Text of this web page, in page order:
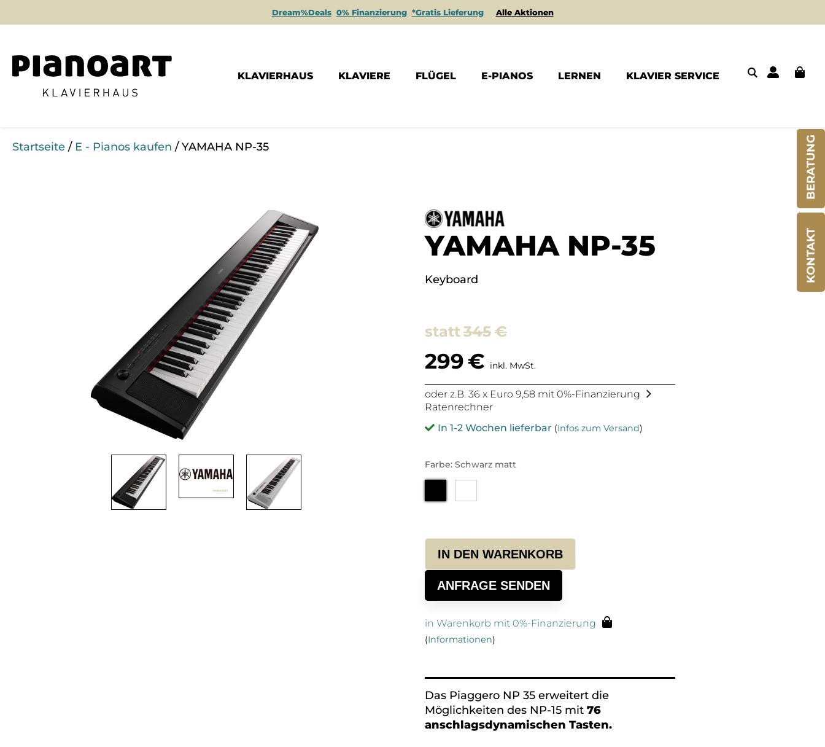
Dream%Deals 0% Finanzierung *Gratis Lieferung Alle Aktionen
KLAVIERHAUS KLAVIERE FLÜGEL E-PIANOS LERNEN KLAVIER SERVICE
BERATUNG
KONTAKT
Startseite / E - Pianos kaufen / YAMAHA NP-35
YAMAHA NP-35
Keyboard
345 €
299€ inkl. MwSt.
oder z.B. 36 x Euro 9,58 mit 0%-Finanzierung
Ratenrechner
In 1-2 Wochen lieferbar (Infos zum Versand)
Farbe: Schwarz matt
IN DEN WARENKORB
ANFRAGE SENDEN
in Warenkorb mit 0%-Finanzierung
(Informationen)
Das Piaggero NP 35 erweitert die
Möglichkeiten des NP-15 mit 76
anschlagsdynamischen Tasten.